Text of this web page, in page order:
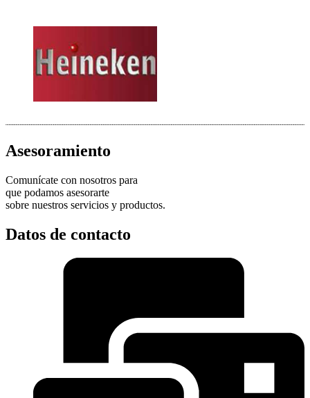
Asesoramiento
Comunícate con nosotros para
que podamos asesorarte
sobre nuestros servicios y productos.
Datos de contacto